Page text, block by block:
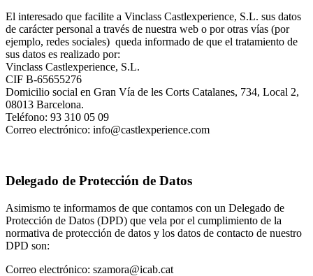
El interesado que facilite a Vinclass Castlexperience, S.L. sus datos
de carácter personal a través de nuestra web o por otras vías (por
ejemplo, redes sociales) queda informado de que el tratamiento de
sus datos es realizado por:
Vinclass Castlexperience, S.L.
CIF B-65655276
Domicilio social en Gran Vía de les Corts Catalanes, 734, Local 2,
08013 Barcelona.
Teléfono: 93 310 05 09
Correo electrónico: info@castlexperience.com
Delegado de Protección de Datos
Asimismo te informamos de que contamos con un Delegado de
Protección de Datos (DPD) que vela por el cumplimiento de la
normativa de protección de datos y los datos de contacto de nuestro
DPD son:
Correo electrónico: szamora@icab.cat